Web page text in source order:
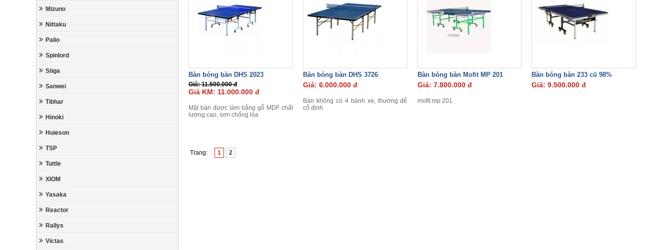
Mizuno
Nittaku
Palio
Spinlord
Stiga
Sanwei
Tibhar
Hinoki
Huieson
TSP
Tuttle
XIOM
Yasaka
Reactor
Rallys
Victas
Bàn bóng bàn DHS 2023
Giá: 11.500.000 đ
Giá KM: 11.000.000 đ
Mặt bàn được làm bằng gỗ MDF chất
lượng cao, sơn chống lóa
Bàn bóng bàn DHS 3726
Giá: 6.000.000 đ
Bàn không có 4 bánh xe, thường để
cố định
Bàn bóng bàn Mofit MP 201
Giá: 7.800.000 đ
mofit mp 201
Bàn bóng bàn 233 cũ 98%
Giá: 9.500.000 đ
Trang: 1 2